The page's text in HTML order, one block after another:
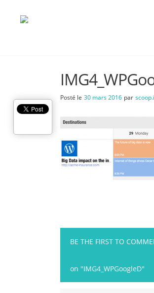
Posté le 30 mars 2016 par
BE THE FIRST TO
on "IMG4_WPGoogleD"